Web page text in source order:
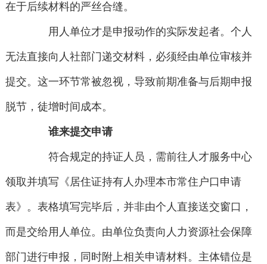
在于后续材料的严丝合缝。
用人单位才是申报动作的实际发起者。个人
无法直接向人社部门递交材料，必须经由单位审核并
提交。这一环节常被忽视，导致前期准备与后期申报
脱节，徒增时间成本。
谁来提交申请
符合规定的持证人员，需前往人才服务中心
领取并填写《居住证持有人办理本市常住户口申请
表》。表格填写完毕后，并非由个人直接送交窗口，
而是交给用人单位。由单位负责向人力资源社会保障
部门进行申报，同时附上相关申请材料。主体错位是